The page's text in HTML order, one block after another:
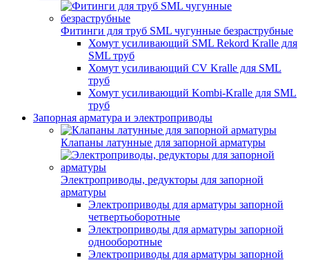
Фитинги для труб SML чугунные безраструбные
Хомут усиливающий SML Rekord Kralle для
SML труб
Хомут усиливающий CV Kralle для SML
труб
Хомут усиливающий Kombi-Kralle для SML
труб
Запорная арматура и электроприводы
Клапаны латунные для запорной арматуры
Электроприводы, редукторы для запорной
арматуры
Электроприводы для арматуры запорной
четвертьоборотные
Электроприводы для арматуры запорной
однооборотные
Электроприводы для арматуры запорной